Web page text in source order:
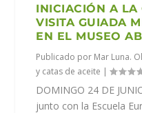
INICIACIÓN A LA
VISITA GUIADA
EN EL MUSEO
Publicado por Mar Luna.
y catas de aceite |
DOMINGO 24 DE
junto con la Escuela